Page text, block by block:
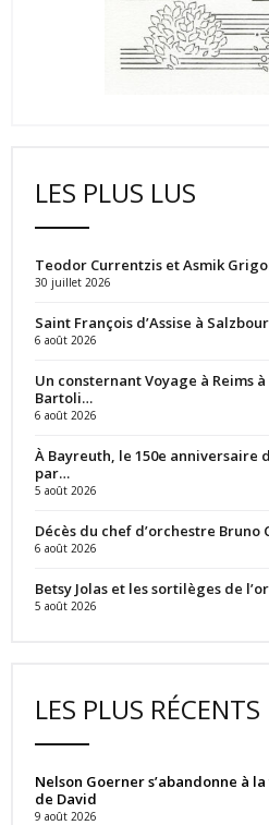
LES PLUS LUS
Teodor Currentzis et Asmik
30 juillet 2026
Saint François d’Assise à
6 août 2026
Un consternant Voyage à Reims
Bartoli…
6 août 2026
À Bayreuth, le 150e anniversaire
par…
5 août 2026
Décès du chef d’orchestre Bruno
6 août 2026
Betsy Jolas et les sortilèges de
5 août 2026
LES PLUS RÉCENTS
Nelson Goerner s’abandonne à
de David
9 août 2026